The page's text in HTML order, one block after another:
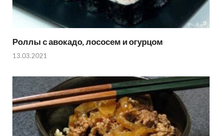
Роллы с авокадо, лососем и огурцом
13.03.2021